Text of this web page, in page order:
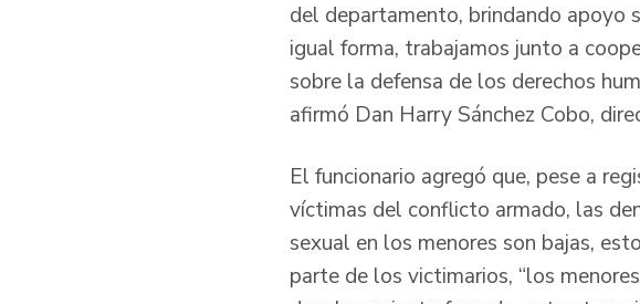
del departamento, brindando apoyo
igual forma, trabajamos junto a
sobre la defensa de los derechos
afirmó Dan Harry Sánchez Cobo,
El funcionario agregó que, pese a
víctimas del conflicto armado, las
sexual en los menores son bajas,
parte de los victimarios, “los